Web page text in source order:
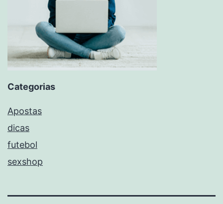
Categorias
Apostas
dicas
futebol
sexshop